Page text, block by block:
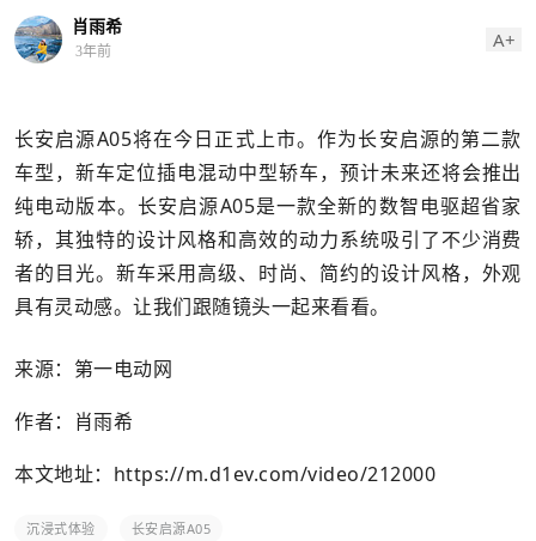
肖雨希
3年前 A+
长安启源A05将在今日正式上市。作为长安启源的第二款
车型，新车定位插电混动中型轿车，预计未来还将会推出
纯电动版本。长安启源A05是一款全新的数智电驱超省家
轿，其独特的设计风格和高效的动力系统吸引了不少消费
者的目光。新车采用高级、时尚、简约的设计风格，外观
具有灵动感。让我们跟随镜头一起来看看。
来源：第一电动网
作者：肖雨希
本文地址： https://m.d1ev.com/video/212000
沉浸式体验 长安启源A05